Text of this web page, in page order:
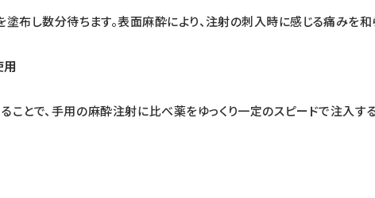
布し数分待ちます。表面麻酔により、注射の刺入時に感じる痛みを和
とで、手用の麻酔注射に比べ薬をゆっくり一定のスピードで注入す